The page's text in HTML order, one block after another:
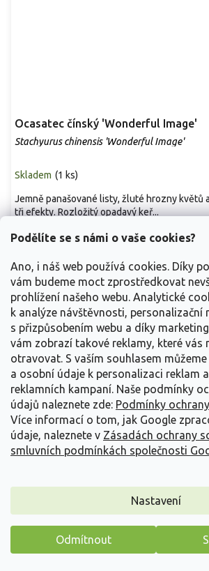
Podělíte se s námi o vaše cookies?
Ano, i náš web používá cookies. Díky
vám budeme moct zprostředkovat
prohlížení našeho webu. Analytické
k analýze návštěvnosti, personalizační
s přizpůsobením webu a díky
vám zobrazí takové reklamy, které vás
otravovat. S vaším souhlasem
a osobní údaje k personalizaci reklam
reklamních kampaní. Naše podmínky
údajů naleznete zde: Podmínky
Více informací o tom, jak Google
údaje, naleznete v Zásadách ochrany
smluvních podmínkách společnosti
Nastavení
Odmítnout
Ocasatec čínský 'Wonderful Image'
Stachyurus chinensis 'Wonderful Image'
Skladem (1 ks)
od2 699 Kč / ks
Detail
Jemně panašované listy, žluté hrozny květů
tři efekty. Rozložitý opadavý keř...
Paznehtík měkký 'Whitewater' -
Acanthus mollis 'Whitewater'
Máme pro vás malý